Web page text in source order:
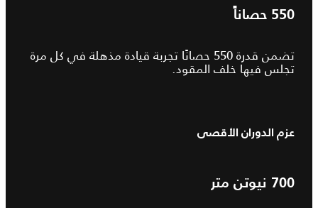
550 حصاناً
تضمن قدرة 550 حصانًا تجربة قيادة مذهلة في كل مرة
تجلس فيها خلف المقود.
عزم الدوران الأقصى
700 نيوتن متر